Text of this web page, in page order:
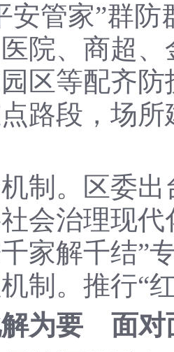
安管家”群防
院、商超
区等配齐
路段，场
。区委出
会治理现
家解千结”
制。推行“
为要 面对